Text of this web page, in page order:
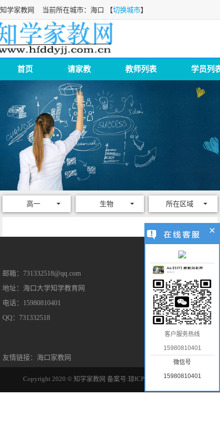
知学家教网 当前所在城市：海口 【切换城市】
首页 请家教 教师列表 学员列
高一 生物 所在区域
邮箱：731332518@qq.com
地址：海口大学知学教育网
电话：15980810401
QQ：731332518
售后保障
售后服务
隐私保护
免责声明
友情链接： 海口家教网
Copyright 2020 © 知学家教网 备案号:琼ICP备2022014963号-1
客户服务热线
15980810401
微信号
15980810401